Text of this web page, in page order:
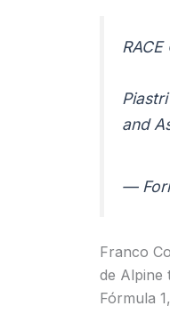
and
—
Franco
de Alpine
Fórmula